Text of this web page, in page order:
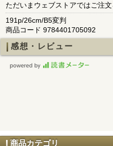
ただいまウェブストアではご注
191p/26cm/B5変判
商品コード 9784401705092
感想・レビュー
商品カテゴリ